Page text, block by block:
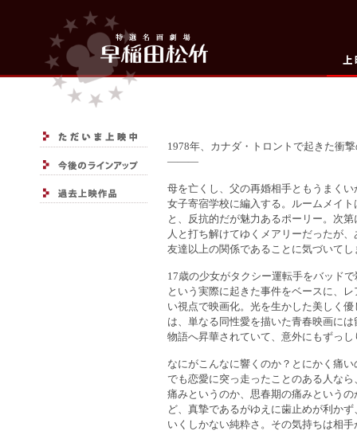
1978年、カナダ・トロントで起きた衝
―――
母を亡くし、父の再婚相手ともうまく
女子寄宿学校に編入する。ルームメイ
と、反抗的だが魅力あるポーリー。次
人と打ち解けてゆくメアリーだったが
友達以上の関係であることに気づいてし
17歳の少女がタクシー運転手をバッド
という実際に起きた事件をベースに、
い視点で映画化。光を生かした美しく
は、単なる同性愛を描いた青春映画に
物語へ昇華されていて、意外にもずっ
なにがこんなに響くのか？とにかく痛
でも恋愛に突っ走ったことのある人な
痛みというのか、思春期の痛みという
ど、真摯であるがゆえに歯止めが利か
いくしかない純粋さ。その気持ちは相